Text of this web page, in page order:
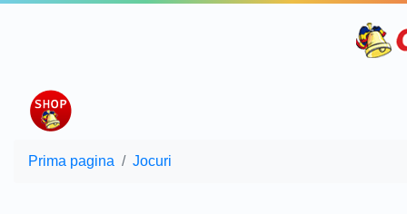
Prima pagina Jocuri